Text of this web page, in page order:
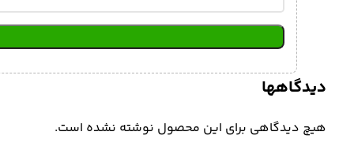
دیدگاهها
هیچ دیدگاهی برای این محصول نوشته نشده است.